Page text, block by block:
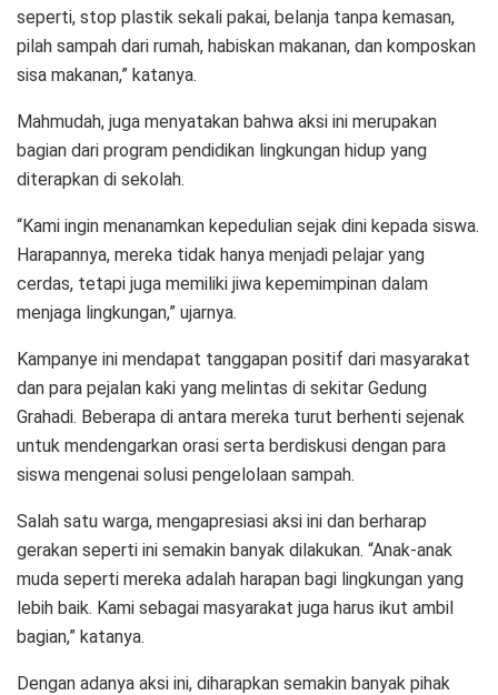
seperti, stop plastik sekali pakai, belanja tanpa kemasan,
pilah sampah dari rumah, habiskan makanan, dan komposkan
sisa makanan,” katanya.
Mahmudah, juga menyatakan bahwa aksi ini merupakan
bagian dari program pendidikan lingkungan hidup yang
diterapkan di sekolah.
“Kami ingin menanamkan kepedulian sejak dini kepada siswa.
Harapannya, mereka tidak hanya menjadi pelajar yang
cerdas, tetapi juga memiliki jiwa kepemimpinan dalam
menjaga lingkungan,” ujarnya.
Kampanye ini mendapat tanggapan positif dari masyarakat
dan para pejalan kaki yang melintas di sekitar Gedung
Grahadi. Beberapa di antara mereka turut berhenti sejenak
untuk mendengarkan orasi serta berdiskusi dengan para
siswa mengenai solusi pengelolaan sampah.
Salah satu warga, mengapresiasi aksi ini dan berharap
gerakan seperti ini semakin banyak dilakukan. “Anak-anak
muda seperti mereka adalah harapan bagi lingkungan yang
lebih baik. Kami sebagai masyarakat juga harus ikut ambil
bagian,” katanya.
Dengan adanya aksi ini, diharapkan semakin banyak pihak